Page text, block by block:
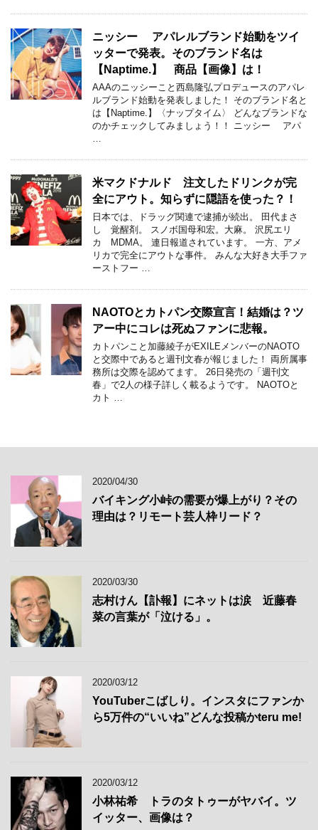
ニッシー アパレルブランド始動をツイ
ッターで発表。そのブランド名は
【Naptime.】 商品【画像】は！
AAAのニッシーこと西島隆弘プロデュースのアパレ
ルブランド始動を発表しました！ そのブランド名と
は【Naptime.】〈ナップタイム〉 どんなブランドな
のかチェックしてみましょう！！ ニッシー アパ
…
米マクドナルド 注文したドリンクが完
全にアウト。知らずに隠語を使った？！
日本では、ドラッグ関連で逮捕が続出。 田代まさ
し 覚醒剤。 スノボ国母和宏。大麻。 沢尻エリ
カ MDMA。 連日報道されています。 一方、アメ
リカで完全にアウトな事件。 みんな大好き大手ファ
ーストフー …
NAOTOとカトパン交際宣言！結婚は？ツ
アー中にコレは死ぬファンに悲報。
カトパンこと加藤綾子がEXILEメンバーのNAOTO
と交際中であると週刊文春が報じました！ 両所属事
務所は交際を認めてます。 26日発売の「週刊文
春」で2人の様子詳しく載るようです。 NAOTOと
カト …
2020/04/30
バイキング小峠の需要が爆上がり？その
理由は？リモート芸人枠リード？
2020/03/30
志村けん【訃報】にネットは涙 近藤春
菜の言葉が「泣ける」。
2020/03/12
YouTuberこばしり。インスタにファンか
ら5万件の“いいね”どんな投稿かteru me!
2020/03/12
小林祐希 トラのタトゥーがヤバイ。ツ
イッター、画像は？